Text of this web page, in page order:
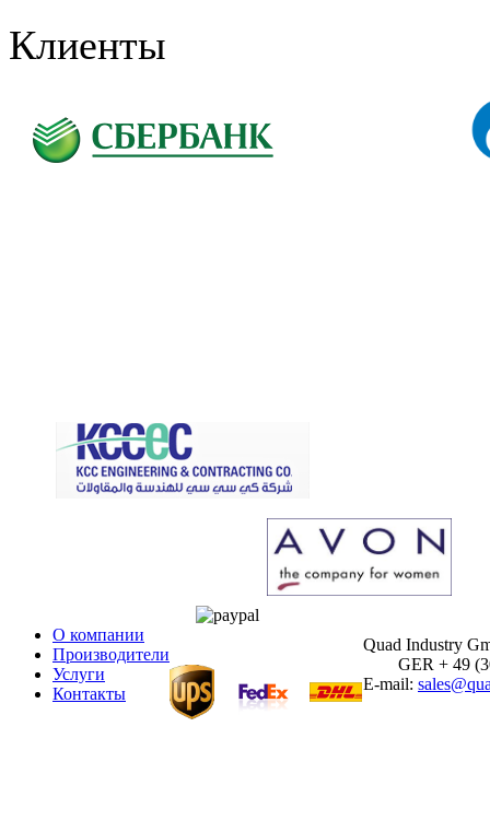
Клиенты
О компании
Производители
Услуги
Контакты
Quad Industry
GER + 49
E-mail: